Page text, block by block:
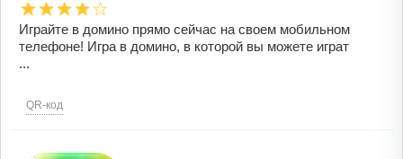
Играйте в домино прямо сейчас на своем мобильном
телефоне! Игра в домино, в которой вы можете играт
...
QR-код